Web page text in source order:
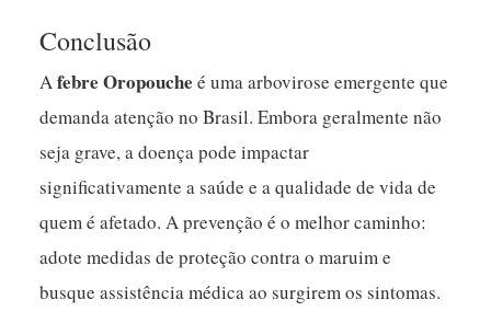
Conclusão
Afebre Oropouche é uma arbovirose emergente que
demanda atenção no Brasil. Embora geralmente não
seja grave, a doença pode impactar
significativamente a saúde e a qualidade de vida de
quem é afetado. A prevenção é o melhor caminho:
adote medidas de proteção contra o maruim e
busque assistência médica ao surgirem os sintomas.